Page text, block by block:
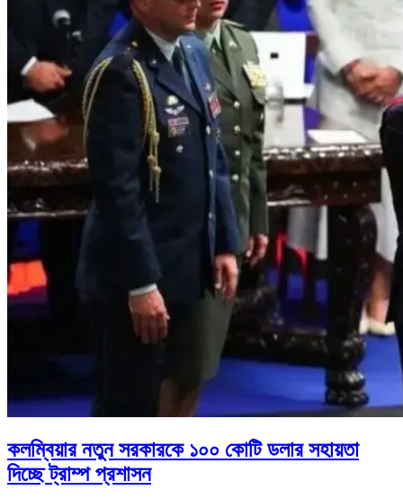
কলম্বিয়ার নতুন সরকারকে ১০০ কোটি ডলার সহায়তা
দিচ্ছে ট্রাম্প প্রশাসন